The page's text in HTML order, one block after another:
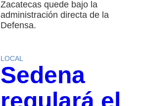
Zacatecas quede bajo la
administración directa de la
Defensa.
LOCAL
Sedena
regulará el